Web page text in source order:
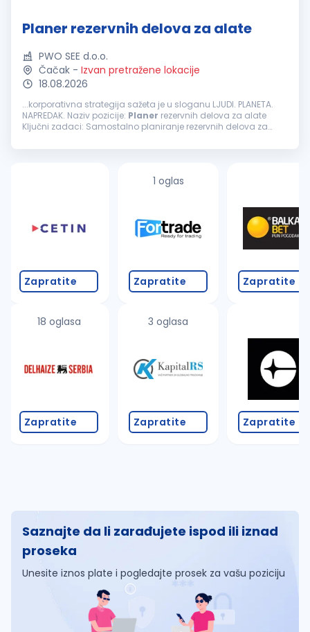
Planer rezervnih delova za alate
PWO SEE d.o.o.
Čačak - Izvan pretražene lokacije
18.08.2026
...korporativna strategija sažeta je u sloganu LJUDI. PLANETA.
NAPREDAK. Naziv pozicije: Planer rezervnih delova za alate
Ključni zadaci: Samostalno planiranje rezervnih delova za
rezervnih delova...
Zapratite
18 oglasa
Zapratite
1 oglas
Zapratite
3 oglasa
Zapratite
Zapratite
Zapratite
Saznajte da li zarađujete ispod ili iznad
proseka
Unesite iznos plate i pogledajte prosek za vašu poziciju